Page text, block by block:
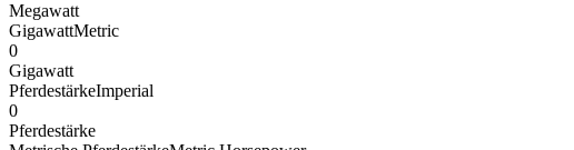
Megawatt
GigawattMetric
0
Gigawatt
PferdestärkeImperial
0
Pferdestärke